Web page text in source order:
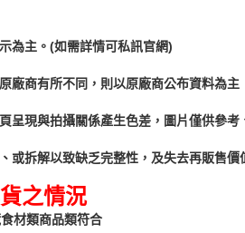
為主。(如需詳情可私訊官網)
廠商有所不同，則以原廠商公布資料為主
呈現與拍攝關係產生色差，圖片僅供參
或拆解以致缺乏完整性，及失去再販售
之情況
材類商品類符合